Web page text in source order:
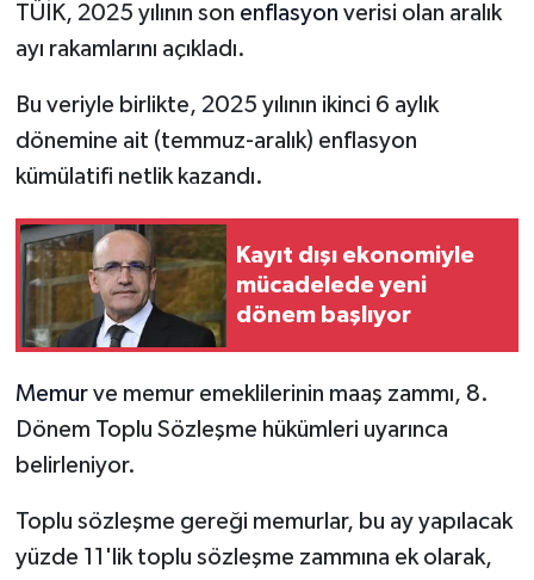
TÜİK, 2025 yılının son enflasyon verisi olan aralık
ayı rakamlarını açıkladı.
Bu veriyle birlikte, 2025 yılının ikinci 6 aylık
dönemine ait (temmuz-aralık) enflasyon
kümülatifi netlik kazandı.
Kayıt dışı ekonomiyle
mücadelede yeni
dönem başlıyor
Memurve memur emeklilerinin maaş zammı, 8.
Dönem Toplu Sözleşme hükümleri uyarınca
belirleniyor.
Toplu sözleşme gereği memurlar, bu ay yapılacak
yüzde 11'lik toplu sözleşme zammına ek olarak,